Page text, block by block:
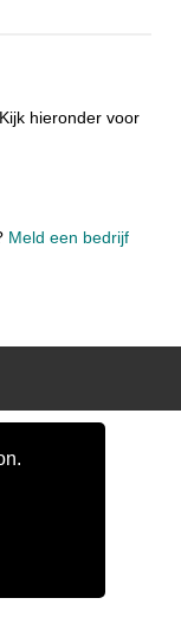
hieronder voor
Meld een bedrijf